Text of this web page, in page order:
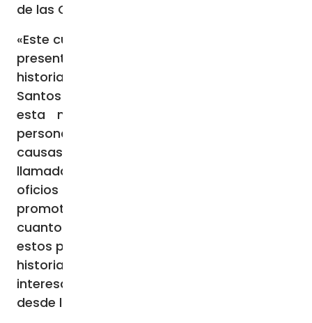
de las Causas de los Santos.
«Este curso tiene como objetivo ofrecer una
presentación científica de la teología, la
historia y el derecho de las Causas de los
Santos con el fin de formar expertos en
esta materia. Además, capacita a las
personas interesadas en intervenir en las
causas, como actores o postuladores; a las
llamadas a ejercer en las diócesis los
oficios necesarios, como el delegado, el
promotor de justicia o el notario; y a
cuantos intervienen de uno u otro modo en
estos procesos, como pueden ser teólogos,
historiadores o médicos; y a todos aquellos
interesados en estas temáticas», explican
desde la organización.